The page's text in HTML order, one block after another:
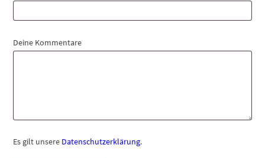
Deine Kommentare
Es gilt unsere Datenschutzerklärung.